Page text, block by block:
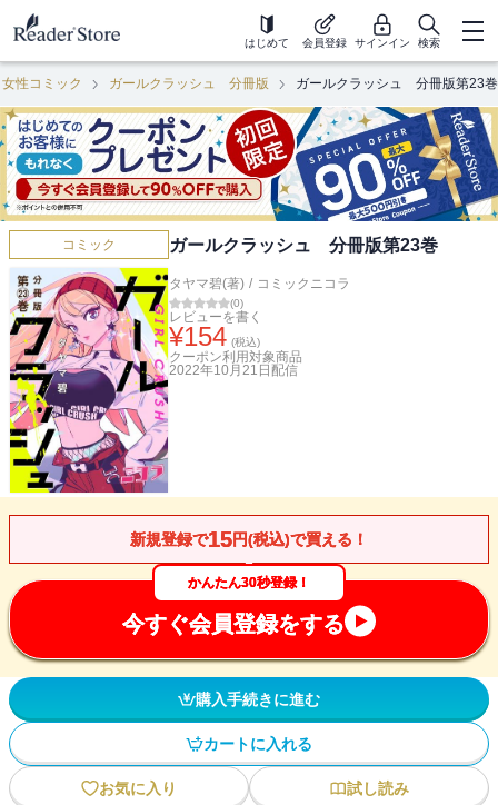
はじめて 会員登録 サインイン 検索
女性コミック ガールクラッシュ 分冊版 ガールクラッシュ 分冊版第23巻
コミック ガールクラッシュ 分冊版第23巻
タヤマ碧(著) / コミックニコラ
(0)
レビューを書く
¥154 (税込)
クーポン利用対象商品
2022年10月21日 配信
新規登録で15円(税込)で買える！
かんたん30秒登録！
今すぐ会員登録をする
購入手続きに進む
カートに入れる
お気に入り
試し読み